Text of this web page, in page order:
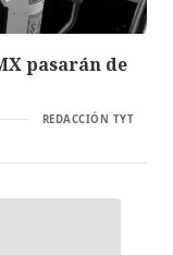
pasarán de
REDACCIÓN TYT